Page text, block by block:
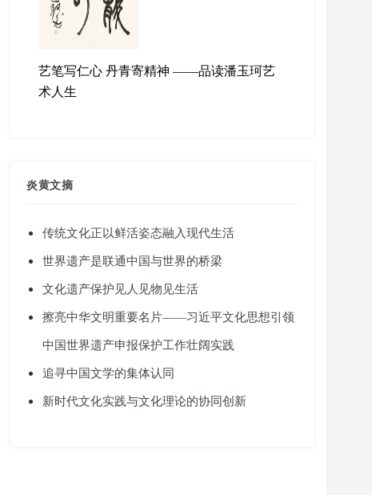
艺笔写仁心 丹青寄精神 ——品读潘玉珂艺
术人生
炎黄文摘
传统文化正以鲜活姿态融入现代生活
世界遗产是联通中国与世界的桥梁
文化遗产保护见人见物见生活
擦亮中华文明重要名片——习近平文化思想引领
中国世界遗产申报保护工作壮阔实践
追寻中国文学的集体认同
新时代文化实践与文化理论的协同创新